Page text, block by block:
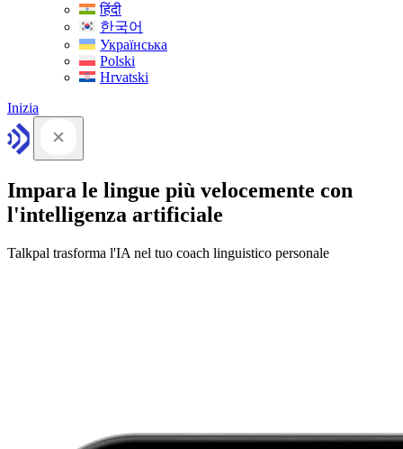
हिंदी
한국어
Українська
Polski
Hrvatski
Inizia
Impara le lingue più velocemente con
l'intelligenza artificiale
Talkpal trasforma l'IA nel tuo coach linguistico personale